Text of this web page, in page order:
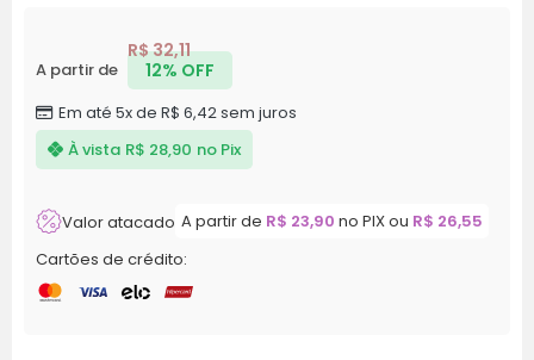
A partir de
R$32,11
12% OFF
Em até 5x de R$ 6,42sem juros
À vista R$ 28,90 no Pix
Cartões de crédito:
Valor atacado A partir de R$ 23,90 no PIX ou R$ 26,55